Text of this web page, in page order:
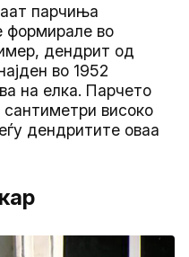
парчиња
формирале во
дендрит од
во 1952
на елка. Парчето
високо
дендритите оваа